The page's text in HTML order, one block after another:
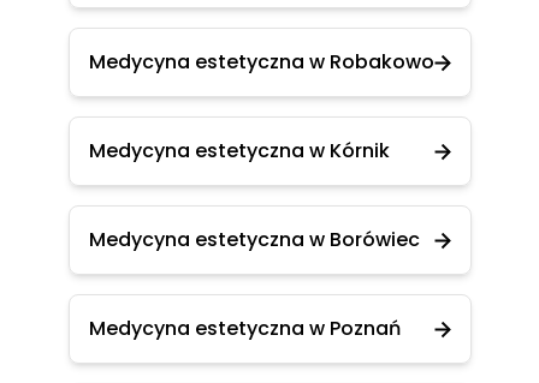
Medycyna estetyczna w Robakowo
Medycyna estetyczna w Kórnik
Medycyna estetyczna w Borówiec
Medycyna estetyczna w Poznań